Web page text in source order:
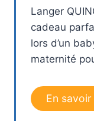
Langer
cadeau
lors d’un
maternité
En